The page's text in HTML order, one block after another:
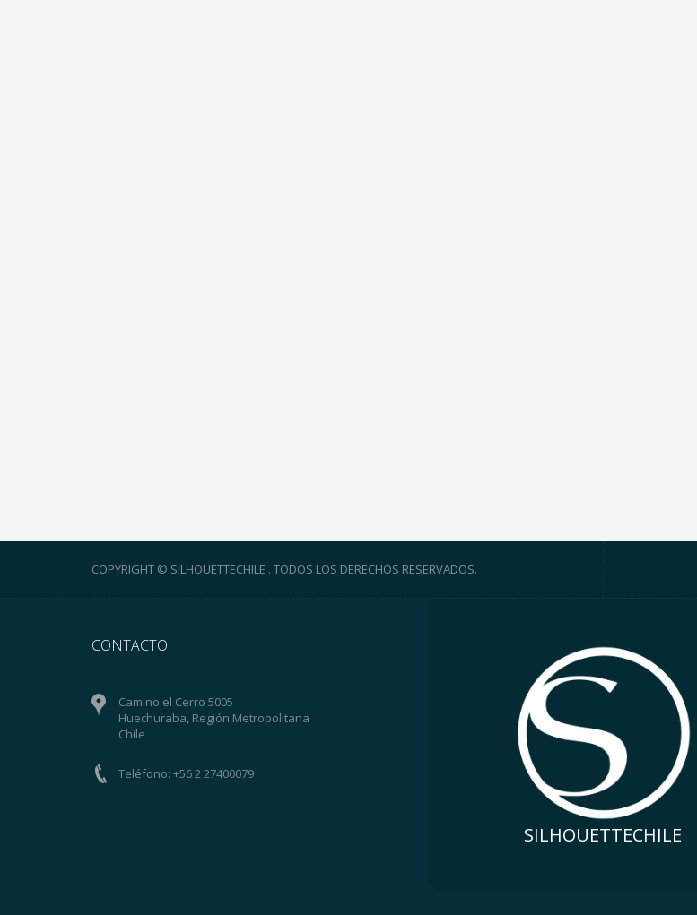
COPYRIGHT © SILHOUETTECHILE . TODOS LOS DERECHOS RESERVADOS.
CONTACTO
Camino el Cerro 5005
Huechuraba, Región Metropolitana
Chile
Teléfono: +56 2 27400079
SILHOUETTECHILE